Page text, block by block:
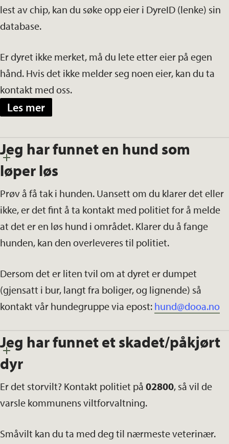
lest av chip, kan du søke opp eier i DyreID (lenke) sin
database.
Er dyret ikke merket, må du lete etter eier på egen
hånd. Hvis det ikke melder seg noen eier, kan du ta
kontakt med oss.
Les mer
Jeg har funnet en hund som
løper løs
Prøv å få tak i hunden. Uansett om du klarer det eller
ikke, er det fint å ta kontakt med politiet for å melde
at det er en løs hund i området. Klarer du å fange
hunden, kan den overleveres til politiet.
Dersom det er liten tvil om at dyret er dumpet
(gjensatt i bur, langt fra boliger, og lignende) så
kontakt vår hundegruppe via epost: hund@dooa.no
Jeg har funnet et skadet/påkjørt
dyr
Er det storvilt? Kontakt politiet på02800, så vil de
varsle kommunens viltforvaltning.
Småvilt kan du ta med deg til nærmeste veterinær.